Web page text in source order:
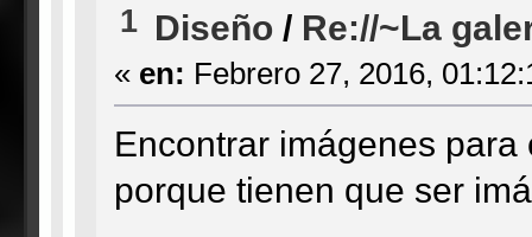
1 Diseño/ Re://~La
« en: Febrero 27, 2016,
Encontrar imágenes
porque tienen que ser